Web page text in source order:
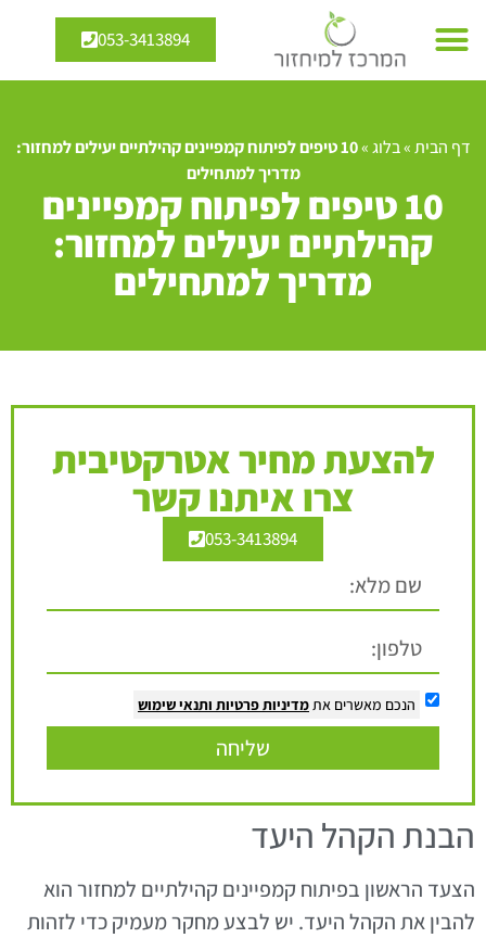
053-3413894
דף הבית»בלוג»
10 טיפים לפיתוח קמפיינים קהילתיים יעילים למחזור:
מדריך למתחילים
10 טיפים לפיתוח קמפיינים
קהילתיים יעילים למחזור:
מדריך למתחילים
להצעת מחיר אטרקטיבית
צרו איתנו קשר
053-3413894
הנכם מאשרים את מדיניות פרטיות ותנאי שימוש
שליחה
הבנת הקהל היעד
הצעד הראשון בפיתוח קמפיינים קהילתיים למחזור הוא
להבין את הקהל היעד. יש לבצע מחקר מעמיק כדי לזהות